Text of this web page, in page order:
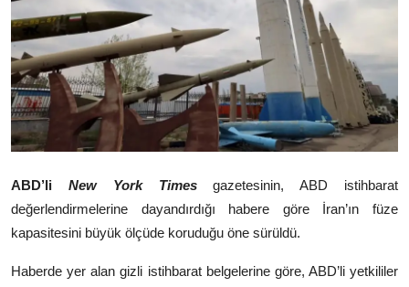
İletişim
Türkçe Kurdi
ABD’li New York Times
gazetesinin, ABD istihbarat
değerlendirmelerine dayandırdığı habere göre İran’ın füze
kapasitesini büyük ölçüde koruduğu öne sürüldü.
Haberde yer alan gizli istihbarat belgelerine göre, ABD’li yetkililer